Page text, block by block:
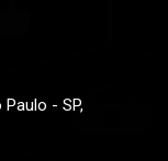
- SP,